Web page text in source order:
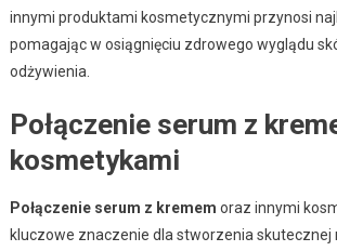
innymi produktami kosmetycznymi przynosi
pomagając w osiągnięciu zdrowego wyglądu
odżywienia.
Połączenie serum z
kosmetykami
Połączenie serum z kremem oraz innymi
kluczowe znaczenie dla stworzenia skutecznej